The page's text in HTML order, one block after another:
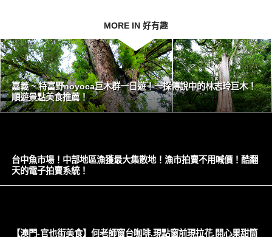
MORE IN 好有趣
嘉義 ~ 特富野noyoca巨木群一日遊！一探傳說中的林志玲巨木！
順遊景點美食推薦！
台中魚市場！中部地區漁獲最大集散地！漁市拍賣不用喊價！酷翻
天的電子拍賣系統！
【澳門-官也街美食】何老師窗台咖啡.現點窗前現拉花.開心果甜筒